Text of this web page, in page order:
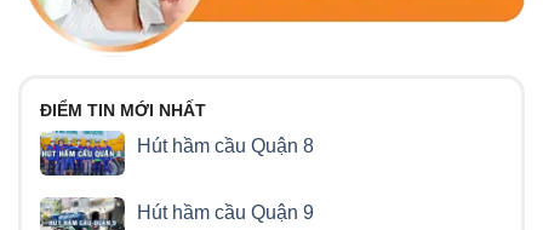
ĐIỂM TIN MỚI NHẤT
Hút hầm cầu Quận 8
Hút hầm cầu Quận 9